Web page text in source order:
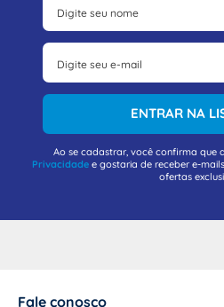
ENTRAR NA
Ao se cadastrar, você confirma que
Privacidadee gostaria de receber e-
ofertas
Fale conosco